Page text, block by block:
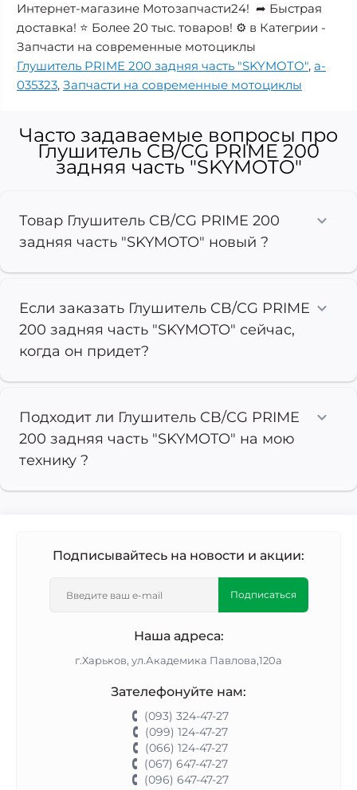
Интернет-магазине Мотозапчасти24! ➦ Быстрая
доставка! ⭐ Более 20 тыс. товаров! ⚙️ в Категрии -
Запчасти на современные мотоциклы
Глушитель PRIME 200 задняя часть "SKYMOTO", a-
035323, Запчасти на современные мотоциклы
Часто задаваемые вопросы про
Глушитель CB/CG PRIME 200
задняя часть "SKYMOTO"
Товар Глушитель CB/CG PRIME 200
задняя часть "SKYMOTO" новый ?
Если заказать Глушитель CB/CG PRIME
200 задняя часть "SKYMOTO" сейчас,
когда он придет?
Подходит ли Глушитель CB/CG PRIME
200 задняя часть "SKYMOTO" на мою
технику ?
Подписывайтесь на новости и акции:
Подписаться
Наша адреса:
г.Харьков, ул.Академика Павлова,120а
Зателефонуйте нам:
(093) 324-47-27
(099) 124-47-27
(066) 124-47-27
(067) 647-47-27
(096) 647-47-27